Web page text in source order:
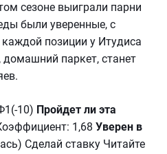
сезоне выиграли парни
были уверенные, с
позиции у Итудиса
паркет, станет
10) Пройдет ли эта
1,68 Уверен в
Сделай ставку Читайте